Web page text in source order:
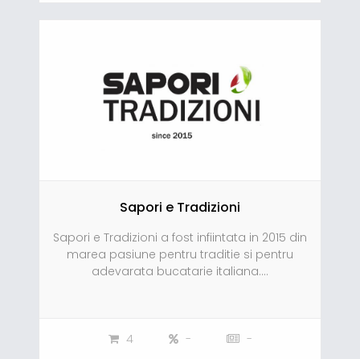
Sapori e Tradizioni
Sapori e Tradizioni a fost infiintata in 2015 din
marea pasiune pentru traditie si pentru
adevarata bucatarie italiana....
4 - -